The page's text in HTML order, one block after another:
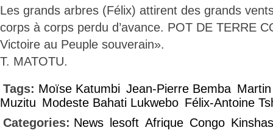
Les grands arbres (Félix) attirent des grands
corps à corps perdu d’avance. POT DE TERRE
Victoire au Peuple souverain».
T. MATOTU.
Tags: Moïse Katumbi Jean-Pierre Bemba
Muzitu Modeste Bahati Lukwebo Félix-Antoine
Categories: News lesoft Afrique Congo